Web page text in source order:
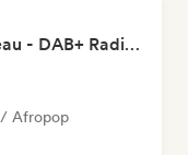
La Radio du bord de l'eau - DAB+ Radio Station (Switzerland)
Afropop